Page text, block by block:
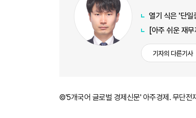
열기 식은 '단일
[아주 쉬운 재
기자의 다른기사
©'5개국어 글로벌 경제신문' 아주경제. 무단전